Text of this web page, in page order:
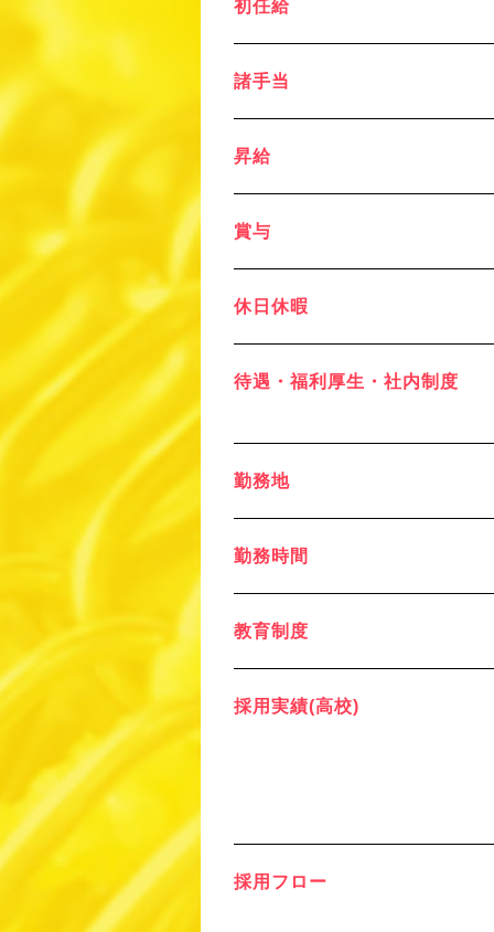
初任給
諸手当
昇給
賞与
休日休暇
待遇・福利厚生・社内制度
勤務地
勤務時間
教育制度
採用実績(高校)
採用フロー